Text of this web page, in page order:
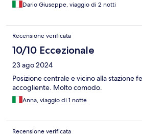
Dario Giuseppe, viaggio di 2 notti
Recensione verificata
10/10 Eccezionale
23 ago 2024
Posizione centrale e vicino alla stazione
accogliente. Molto comodo.
Anna, viaggio di 1 notte
Recensione verificata